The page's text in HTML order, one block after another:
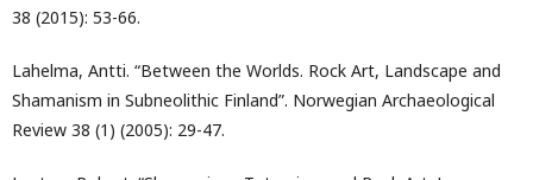
38 (2015): 53-66.
Lahelma, Antti. “Between the Worlds. Rock Art, Landscape and
Shamanism in Subneolithic Finland”. Norwegian Archaeological
Review 38 (1) (2005): 29-47.